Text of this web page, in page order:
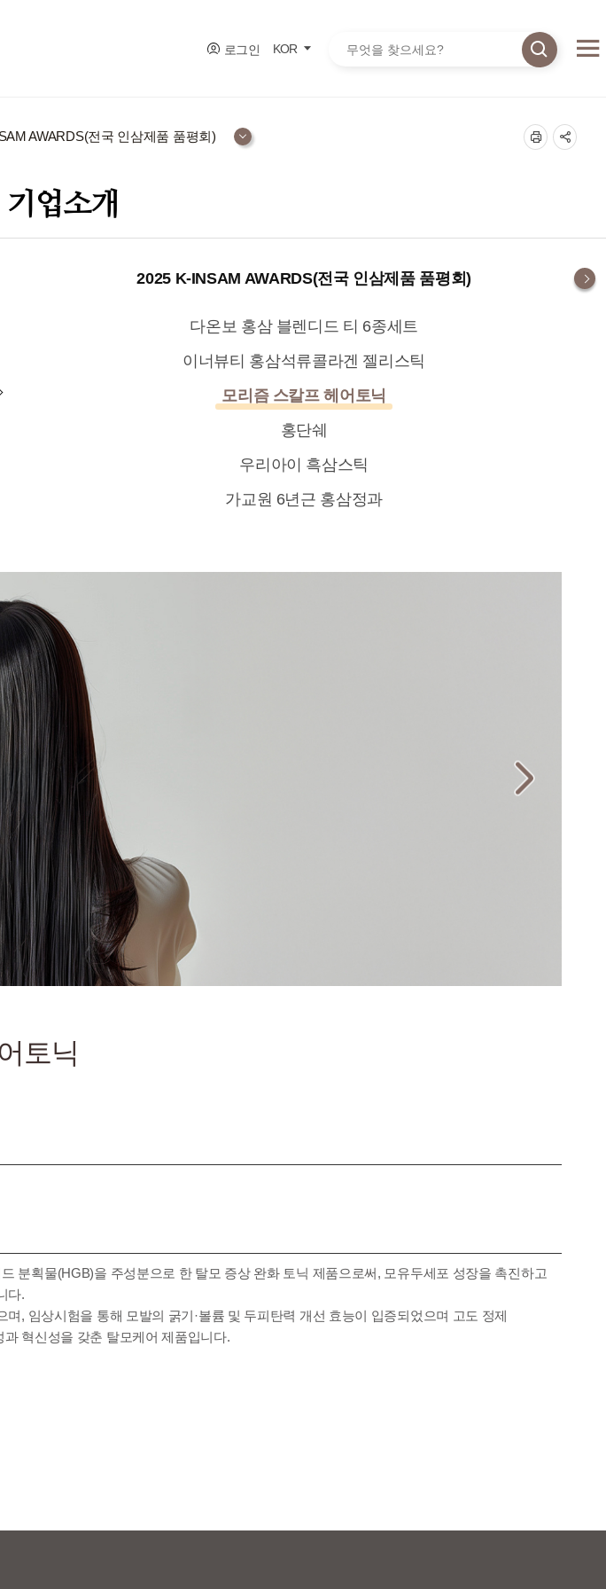
로그인 KOR
AWARDS(전국 인삼제품 품평회)
업소개
2025 K-INSAM AWARDS(전국 인삼제품 품평회)
다온보 홍삼 블렌디드 티 6종세트
이너뷰티 홍삼석류콜라겐 젤리스틱
모리즘 스칼프 헤어토닉
홍단쉐
우리아이 흑삼스틱
가교원 6년근 홍삼정과
토닉
분획물(HGB)을 주성분으로 한 탈모 증상 완화 토닉 제품으로써, 모유두세포 성장을 촉진하고
다.
, 임상시험을 통해 모발의 굵기·볼륨 및 두피탄력 개선 효능이 입증되었으며 고도 정제
혁신성을 갖춘 탈모케어 제품입니다.